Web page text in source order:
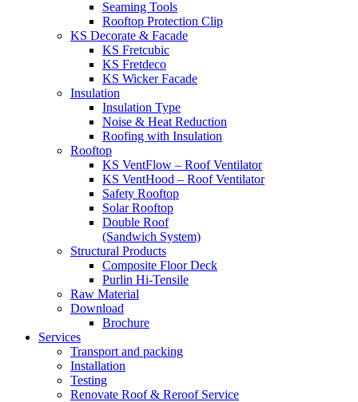
Seaming Tools
Rooftop Protection Clip
KS Decorate & Facade
KS Fretcubic
KS Fretdeco
KS Wicker Facade
Insulation
Insulation Type
Noise & Heat Reduction
Roofing with Insulation
Rooftop
KS VentFlow – Roof Ventilator
KS VentHood – Roof Ventilator
Safety Rooftop
Solar Rooftop
Double Roof
(Sandwich System)
Structural Products
Composite Floor Deck
Purlin Hi-Tensile
Raw Material
Download
Brochure
Services
Transport and packing
Installation
Testing
Renovate Roof & Reroof Service